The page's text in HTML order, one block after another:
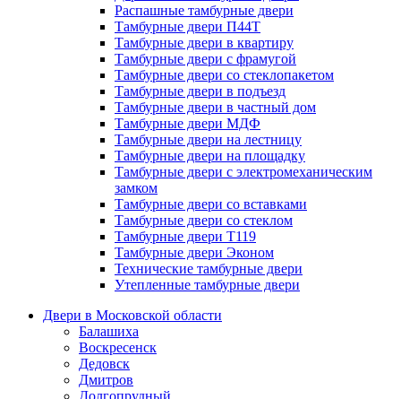
Распашные тамбурные двери
Тамбурные двери П44Т
Тамбурные двери в квартиру
Тамбурные двери с фрамугой
Тамбурные двери со стеклопакетом
Тамбурные двери в подъезд
Тамбурные двери в частный дом
Тамбурные двери МДФ
Тамбурные двери на лестницу
Тамбурные двери на площадку
Тамбурные двери с электромеханическим
замком
Тамбурные двери со вставками
Тамбурные двери со стеклом
Тамбурные двери Т119
Тамбурные двери Эконом
Технические тамбурные двери
Утепленные тамбурные двери
Двери в Московской области
Балашиха
Воскресенск
Дедовск
Дмитров
Долгопрудный